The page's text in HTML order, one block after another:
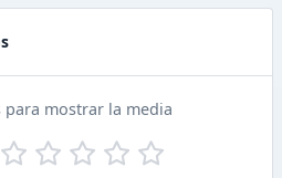
para mostrar la media